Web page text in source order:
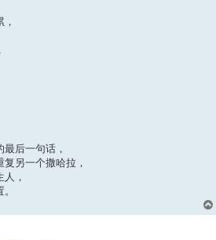
后一句话，
另一个撒哈拉，
，